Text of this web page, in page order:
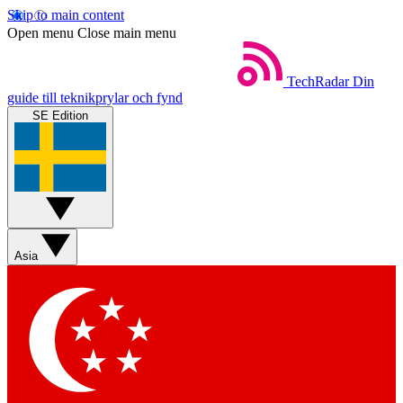
Skip to main content
Open menu Close main menu
TechRadar Din
guide till teknikprylar och fynd
SE Edition
Asia